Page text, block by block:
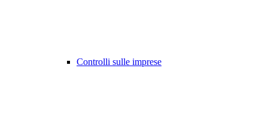
Controlli sulle imprese